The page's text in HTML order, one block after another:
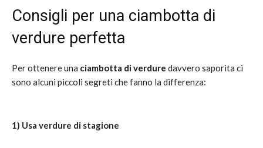
Consigli per una ciambotta di
verdure perfetta
Per ottenere una ciambotta di verdure davvero saporita ci
sono alcuni piccoli segreti che fanno la differenza:
1) Usa verdure di stagione